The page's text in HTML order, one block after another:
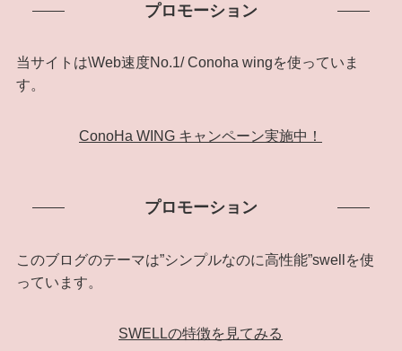
ブ
プロモーション
当サイトは\Web速度No.1/ Conoha wingを使っていま
す。
ConoHa WING キャンペーン実施中！
プロモーション
このブログのテーマは”シンプルなのに高性能”swellを使
っています。
SWELLの特徴を見てみる